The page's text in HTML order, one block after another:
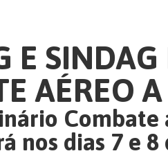
E
AÉREO
nos dias 7 e